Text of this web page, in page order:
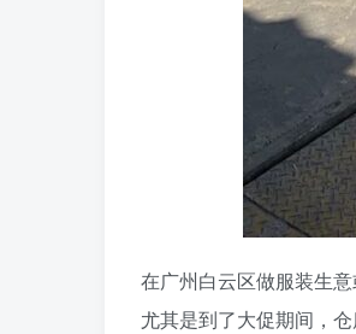
在广州白云区做服装生
尤其是到了大促期间，